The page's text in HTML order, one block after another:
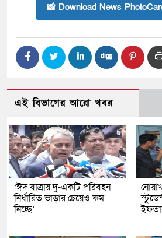
📸 Download News
এই বিভাগের আরো খবর
‘ঈদ যাত্রায় দু-একটি পরিবহন
নির্ধারিত ভাড়ার চেয়েও কম
নিচ্ছে’